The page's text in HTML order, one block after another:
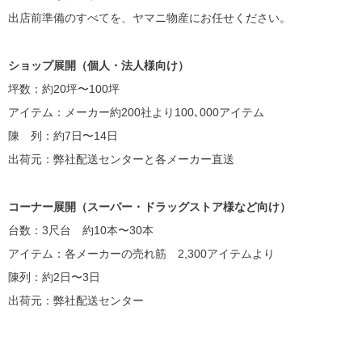
出店前準備のすべてを、ヤマニ物産にお任せください。
ショップ展開（個人・法人様向け）
坪数：約20坪〜100坪
アイテム：メーカー約200社より100､000アイテム
陳 列：約7日〜14日
出荷元：弊社配送センターと各メーカー直送
コーナー展開（スーパー・ドラッグストア様など向け）
台数：3尺台 約10本〜30本
アイテム：各メーカーの売れ筋 2,300アイテムより
陳列：約2日〜3日
出荷元：弊社配送センター